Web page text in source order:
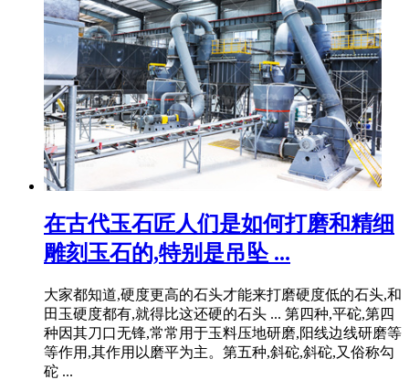
在古代玉石匠人们是如何打磨和精细
雕刻玉石的,特别是吊坠 ...
大家都知道,硬度更高的石头才能来打磨硬度低的石头,和
田玉硬度都有,就得比这还硬的石头 ... 第四种,平砣,第四
种因其刀口无锋,常常用于玉料压地研磨,阳线边线研磨等
等作用,其作用以磨平为主。第五种,斜砣,斜砣,又俗称勾
砣 ...